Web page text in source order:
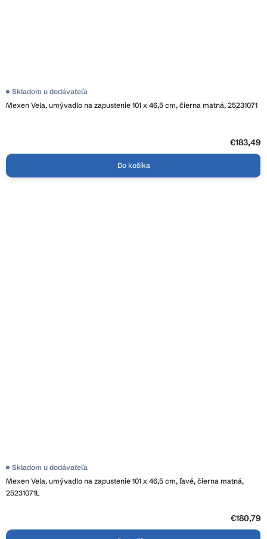
Mexen Vela, umývadlo na zapustenie 101 x 46,5 cm, čierna matná, 25231071
Skladom u dodávateľa
€183,49
Do košíka
Mexen Vela, umývadlo na zapustenie 101 x 46,5 cm, ľavé, čierna matná,
25231071L
Skladom u dodávateľa
€180,79